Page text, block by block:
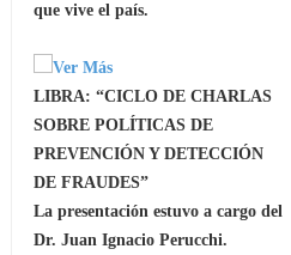
que vive el país.
LIBRA: “CICLO DE CHARLAS
SOBRE POLÍTICAS DE
PREVENCIÓN Y DETECCIÓN
DE FRAUDES”
La presentación estuvo a cargo del
Dr. Juan Ignacio Perucchi.